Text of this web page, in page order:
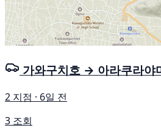
가와구치호 → 아라쿠라야
2 지점 · 6일 전
3 조회